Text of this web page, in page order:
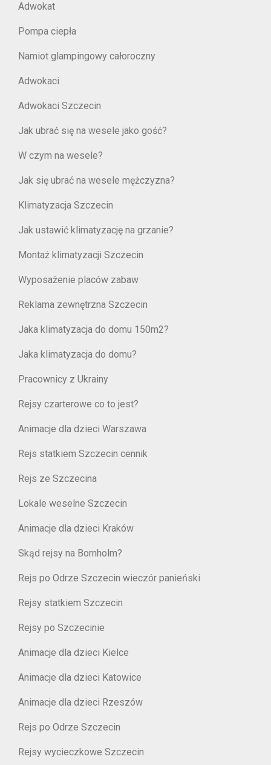
Adwokat
Pompa ciepła
Namiot glampingowy całoroczny
Adwokaci
Adwokaci Szczecin
Jak ubrać się na wesele jako gość?
W czym na wesele?
Jak się ubrać na wesele mężczyzna?
Klimatyzacja Szczecin
Jak ustawić klimatyzację na grzanie?
Montaż klimatyzacji Szczecin
Wyposażenie placów zabaw
Reklama zewnętrzna Szczecin
Jaka klimatyzacja do domu 150m2?
Jaka klimatyzacja do domu?
Pracownicy z Ukrainy
Rejsy czarterowe co to jest?
Animacje dla dzieci Warszawa
Rejs statkiem Szczecin cennik
Rejs ze Szczecina
Lokale weselne Szczecin
Animacje dla dzieci Kraków
Skąd rejsy na Bornholm?
Rejs po Odrze Szczecin wieczór panieński
Rejsy statkiem Szczecin
Rejsy po Szczecinie
Animacje dla dzieci Kielce
Animacje dla dzieci Katowice
Animacje dla dzieci Rzeszów
Rejs po Odrze Szczecin
Rejsy wycieczkowe Szczecin